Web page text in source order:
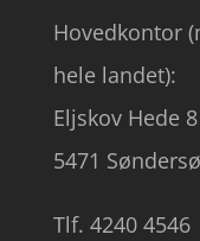
Hovedkontor
hele landet):
Eljskov Hede 8
5471 Søndersø
Tlf. 4240 4546